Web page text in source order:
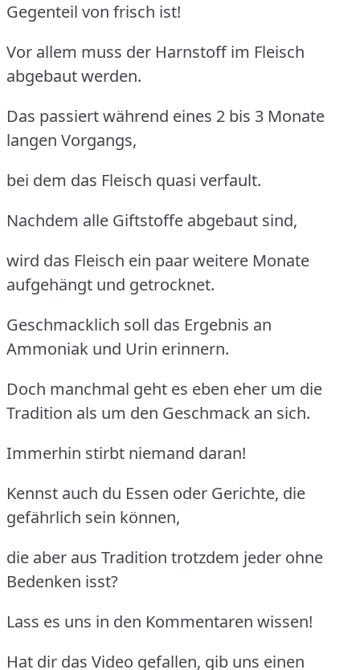
Gegenteil von frisch ist!
Vor allem muss der Harnstoff im Fleisch
abgebaut werden.
Das passiert während eines 2 bis 3 Monate
langen Vorgangs,
bei dem das Fleisch quasi verfault.
Nachdem alle Giftstoffe abgebaut sind,
wird das Fleisch ein paar weitere Monate
aufgehängt und getrocknet.
Geschmacklich soll das Ergebnis an
Ammoniak und Urin erinnern.
Doch manchmal geht es eben eher um die
Tradition als um den Geschmack an sich.
Immerhin stirbt niemand daran!
Kennst auch du Essen oder Gerichte, die
gefährlich sein können,
die aber aus Tradition trotzdem jeder ohne
Bedenken isst?
Lass es uns in den Kommentaren wissen!
Hat dir das Video gefallen, gib uns einen